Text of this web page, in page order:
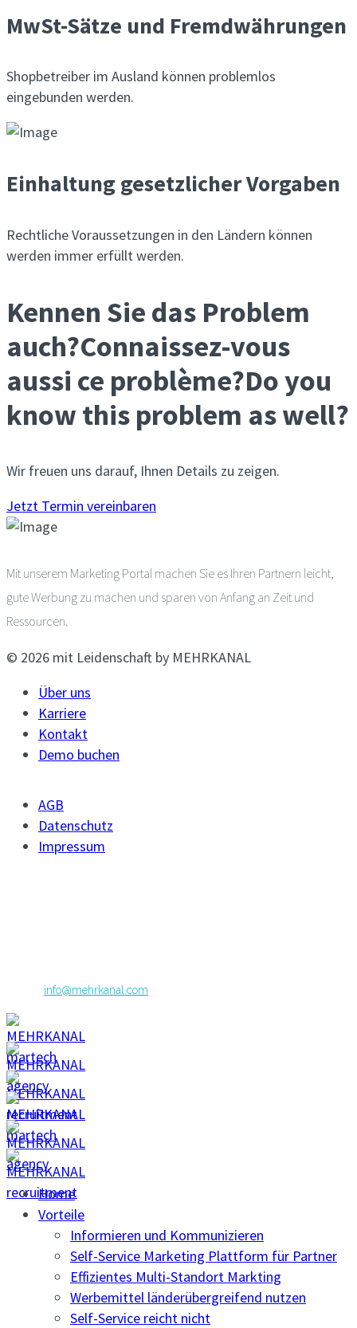
MwSt-Sätze und Fremdwährungen
Shopbetreiber im Ausland können problemlos
eingebunden werden.
Einhaltung gesetzlicher Vorgaben
Rechtliche Voraussetzungen in den Ländern können
werden immer erfüllt werden.
Kennen Sie das Problem
auch?Connaissez-vous
aussi ce problème?Do you
know this problem as well?
Wir freuen uns darauf, Ihnen Details zu zeigen.
Jetzt Termin vereinbaren
Mit unserem Marketing Portal machen Sie es Ihren Partnern leicht,
gute Werbung zu machen und sparen von Anfang an Zeit und
Ressourcen.
© 2026 mit Leidenschaft by MEHRKANAL
Über uns
Karriere
Kontakt
Demo buchen
AGB
Datenschutz
Impressum
info@mehrkanal.com
Home
Vorteile
Informieren und Kommunizieren
Self-Service Marketing Plattform für Partner
Effizientes Multi-Standort Markting
Werbemittel länderübergreifend nutzen
Self-Service reicht nicht